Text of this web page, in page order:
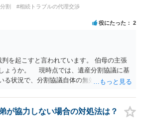
記載で十分です。 質問３について 弁護士で
の提出の必要は無いと思います。郵送（期
分です。 詳細は、書面記載の裁判所書記官
以上、ご参考まで。
割
#相続トラブルの代理交渉
役にたった 2
を起こすと言われています。 伯母の主張
ょうか。 現時点では、遺産分割協議に基
る状況で、分割協議自体の無効を裁判所が
第ですが、 ・御祖母様の認知能力に関する
提出されればその効力が否定される可能性
身が分割協議に加わっていること ・御祖母
が協力しない場合の対処法は？